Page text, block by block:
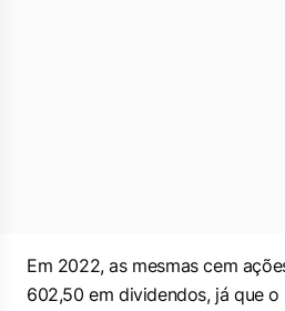
Em 2022, as mesmas cem
602,50 em dividendos, já que o